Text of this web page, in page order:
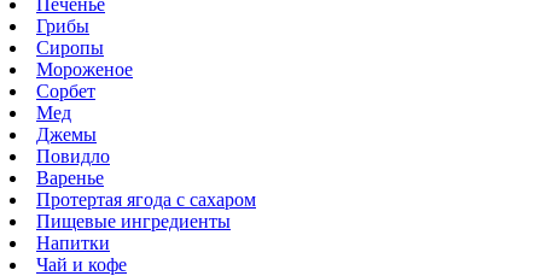
Грибы
Сиропы
Мороженое
Сорбет
Мед
Джемы
Повидло
Варенье
Протертая ягода с сахаром
Пищевые ингредиенты
Напитки
Чай и кофе